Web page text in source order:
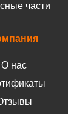
части
О нас